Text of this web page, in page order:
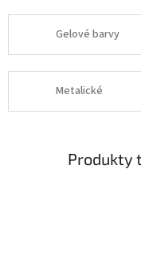
Gelové barvy
Metalické
Produkty